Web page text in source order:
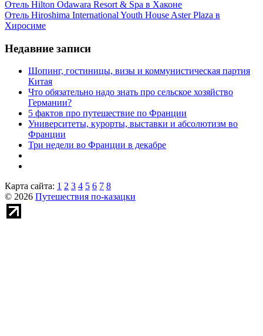
Отель Hilton Odawara Resort & Spa в Хаконе
Отель Hiroshima International Youth House Aster Plaza в
Хиросиме
Недавние записи
Шопинг, гостиницы, визы и коммунистическая партия
Китая
Что обязательно надо знать про сельское хозяйство
Германии?
5 фактов про путешествие по Франции
Университеты, курорты, выставки и абсолютизм во
Франции
Три недели во Франции в декабре
Карта сайта: 1 2 3 4 5 6 7 8
© 2026 Путешествия по-казацки